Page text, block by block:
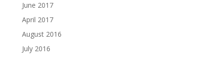
June 2017
April 2017
August 2016
July 2016